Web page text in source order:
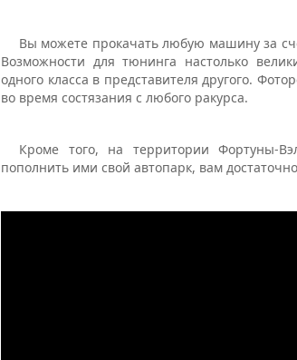
Вы можете прокачать любую машину за
Возможности для тюнинга настолько
одного класса в представителя другого.
во время состязания с любого ракурса.
Кроме того, на территории Фортуны-
пополнить ими свой автопарк, вам